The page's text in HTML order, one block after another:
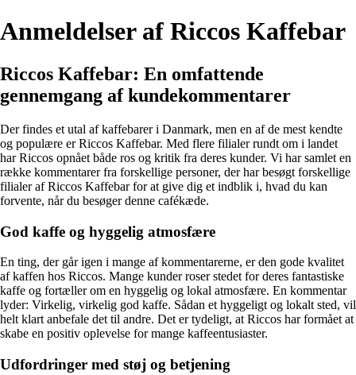
Anmeldelser af Riccos Kaffebar
Riccos Kaffebar: En omfattende
gennemgang af kundekommentarer
Der findes et utal af kaffebarer i Danmark, men en af de mest kendte
og populære er Riccos Kaffebar. Med flere filialer rundt om i landet
har Riccos opnået både ros og kritik fra deres kunder. Vi har samlet en
række kommentarer fra forskellige personer, der har besøgt forskellige
filialer af Riccos Kaffebar for at give dig et indblik i, hvad du kan
forvente, når du besøger denne cafékæde.
God kaffe og hyggelig atmosfære
En ting, der går igen i mange af kommentarerne, er den gode kvalitet
af kaffen hos Riccos. Mange kunder roser stedet for deres fantastiske
kaffe og fortæller om en hyggelig og lokal atmosfære. En kommentar
lyder: Virkelig, virkelig god kaffe. Sådan et hyggeligt og lokalt sted, vil
helt klart anbefale det til andre. Det er tydeligt, at Riccos har formået at
skabe en positiv oplevelse for mange kaffeentusiaster.
Udfordringer med støj og betjening